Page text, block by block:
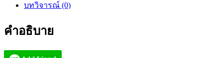
ไตรมาส
บทวิจารณ์ (0)
คำอธิบาย